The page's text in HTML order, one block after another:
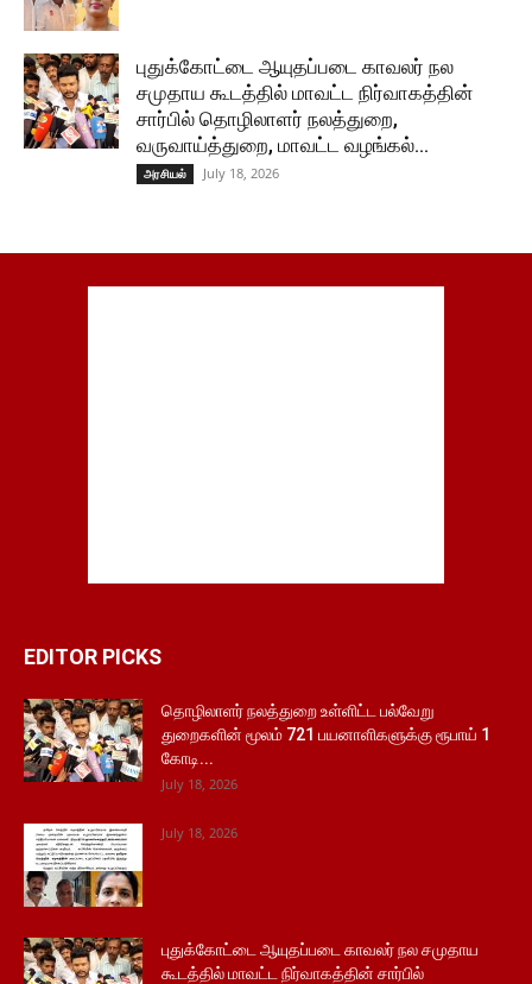
புதுக்கோட்டை ஆயுதப்படை காவலர் நல
சமுதாய கூடத்தில் மாவட்ட நிர்வாகத்தின்
சார்பில் தொழிலாளர் நலத்துறை,
வருவாய்த்துறை, மாவட்ட வழங்கல்...
அரசியல் July 18, 2026
EDITOR PICKS
தொழிலாளர் நலத்துறை உள்ளிட்ட பல்வேறு
துறைகளின் மூலம் 721 பயனாளிகளுக்கு ரூபாய் 1
கோடி...
July 18, 2026
July 18, 2026
புதுக்கோட்டை ஆயுதப்படை காவலர் நல சமுதாய
கூடத்தில் மாவட்ட நிர்வாகத்தின் சார்பில்